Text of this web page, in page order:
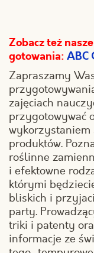
Zobacz też
gotowania:ABC
Zapraszamy
zajęciach
przygotowywać
wykorzystaniem
produktów.
roślinne
i efektowne
którymi
bliskich i
party.
triki i patenty
informacje ze